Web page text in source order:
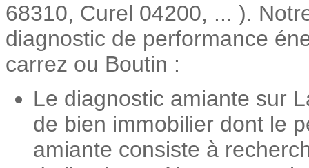
68310, Curel 04200, ... ).
diagnostic de performance
carrez ou Boutin :
Le diagnostic amiante sur
de bien immobilier dont le
amiante consiste à